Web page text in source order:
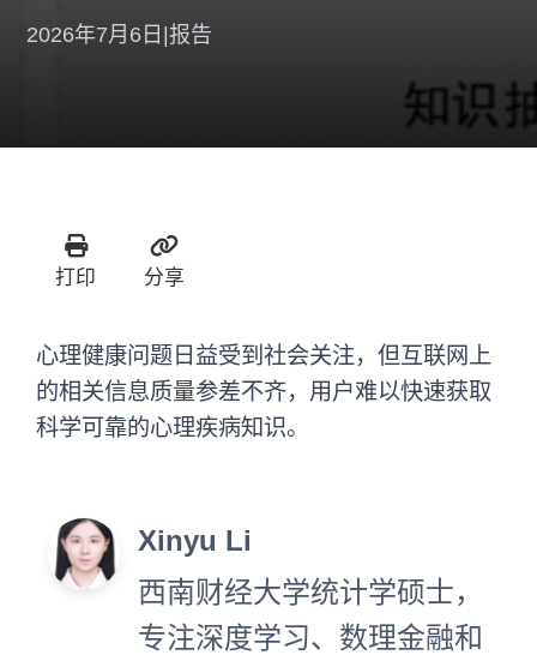
2026年7月6日 |报告
打印 分享
心理健康问题日益受到社会关注，但互联网上
的相关信息质量参差不齐，用户难以快速获取
科学可靠的心理疾病知识。
Xinyu Li
西南财经大学统计学硕士，
专注深度学习、数理金融和